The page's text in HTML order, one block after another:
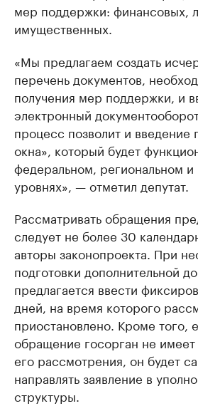
мер поддержки: финансовых,
имущественных.
«Мы предлагаем создать
перечень документов,
получения мер поддержки, и
электронный
процесс позволит и введение
окна», который будет
федеральном, региональном
уровнях», — отметил депутат.
Рассматривать обращения
следует не более 30
авторы законопроекта. При
подготовки дополнительной
предлагается ввести
дней, на время которого
приостановлено. Кроме того,
обращение госорган не
его рассмотрения, он будет
направлять заявление в
структуры.